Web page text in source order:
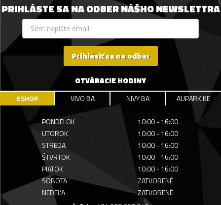
PRIHLÁSTE SA NA ODBER NÁŠHO NEWSLETTRA
Prihlásiť sa na odber
OTVÁRACIE HODINY
ESHOP VIVO BA NIVY BA AUPARK KE
PONDELOK
10:00 - 16:00
UTOROK
10:00 - 16:00
STREDA
10:00 - 16:00
ŠTVRTOK
10:00 - 16:00
PIATOK
10:00 - 16:00
SOBOTA
ZATVORENÉ
NEDEĽA
ZATVORENÉ